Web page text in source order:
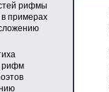
рифмы
в примерах
рифм